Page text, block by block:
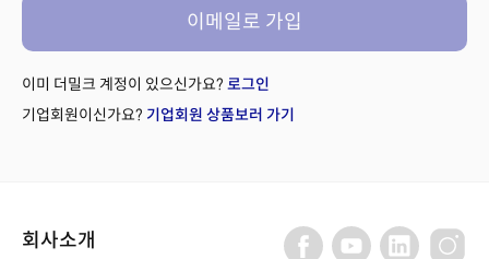
이메일로 가입
이미 더밀크 계정이 있으신가요? 로그인
기업회원이신가요? 기업회원 상품보러 가기
회사소개